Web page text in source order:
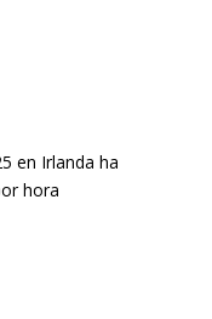
en Irlanda ha
hora